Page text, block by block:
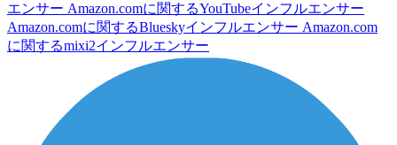
エンサー Amazon.comに関するYouTubeインフルエンサー
Amazon.comに関するBlueskyインフルエンサー Amazon.com
に関するmixi2インフルエンサー